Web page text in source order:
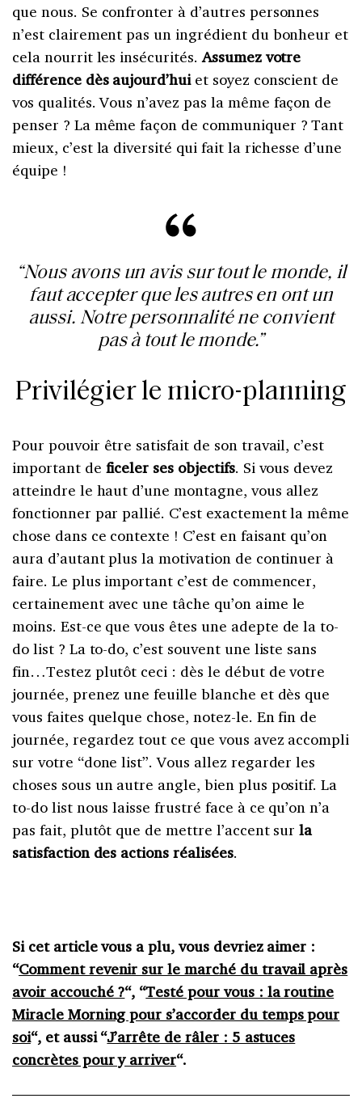
que nous. Se confronter à d’autres personnes
n’est clairement pas un ingrédient du bonheur et
cela nourrit les insécurités.Assumez votre
différence dès aujourd’huiet soyez conscient de
vos qualités. Vous n’avez pas la même façon de
penser ? La même façon de communiquer ? Tant
mieux, c’est la diversité qui fait la richesse d’une
équipe !
“Nous avons un avis sur tout le monde, il
faut accepter que les autres en ont un
aussi. Notre personnalité ne convient
pas à tout le monde.”
Privilégier le micro-planning
Pour pouvoir être satisfait de son travail, c’est
important de ficeler ses objectifs. Si vous devez
atteindre le haut d’une montagne, vous allez
fonctionner par pallié. C’est exactement la même
chose dans ce contexte ! C’est en faisant qu’on
aura d’autant plus la motivation de continuer à
faire. Le plus important c’est de commencer,
certainement avec une tâche qu’on aime le
moins. Est-ce que vous êtes une adepte de la to-
do list ? La to-do, c’est souvent une liste sans
fin…Testez plutôt ceci : dès le début de votre
journée, prenez une feuille blanche et dès que
vous faites quelque chose, notez-le. En fin de
journée, regardez tout ce que vous avez accompli
sur votre “done list”. Vous allez regarder les
choses sous un autre angle, bien plus positif. La
to-do list nous laisse frustré face à ce qu’on n’a
pas fait, plutôt que de mettre l’accent surla
satisfaction des actions réalisées.
Si cet article vous a plu, vous devriez aimer :
“Comment revenir sur le marché du travail après
avoir accouché ?“, “Testé pour vous : la routine
Miracle Morning pour s’accorder du temps pour
soi“, et aussi “J’arrête de râler : 5 astuces
concrètes pour y arriver“.